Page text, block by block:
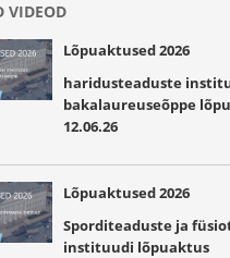
VIDEOD
Lõpuaktused 2026
haridusteaduste
bakalaureuseõppe
12.06.26
Lõpuaktused 2026
Sporditeaduste ja
instituudi lõpuaktus